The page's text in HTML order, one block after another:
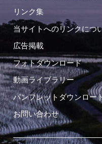
リンク集
当サイトへのリンクにつ
広告掲載
フォトダウンロード
動画ライブラリー
パンフレットダウンロー
お問い合わせ